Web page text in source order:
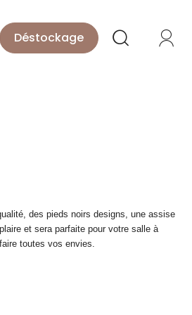
Déstockage
des pieds noirs designs, une assise
et sera parfaite pour votre salle à
toutes vos envies.